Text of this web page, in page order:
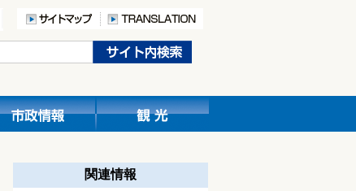
関連情報